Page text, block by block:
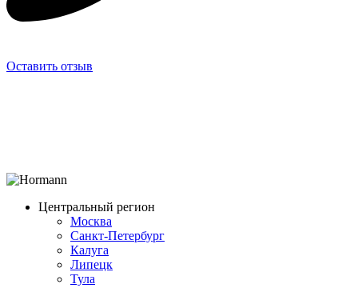
Оставить отзыв
Центральный регион
Москва
Санкт-Петербург
Калуга
Липецк
Тула